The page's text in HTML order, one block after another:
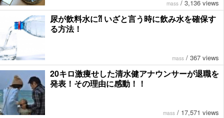
mass / 3,136 views
尿が飲料水に⁈ いざと言う時に飲み水を確保す
る方法！
mass / 367 views
20キロ激痩せした清水健アナウンサーが退職を
発表！その理由に感動！！
mass / 17,571 views